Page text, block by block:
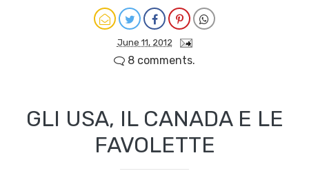
June 11, 2012
8 comments.
GLI USA, IL CANADA E LE
FAVOLETTE